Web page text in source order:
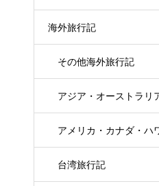
海外旅行記
その他海外旅行記
アジア・オーストラリ
アメリカ・カナダ・ハ
台湾旅行記